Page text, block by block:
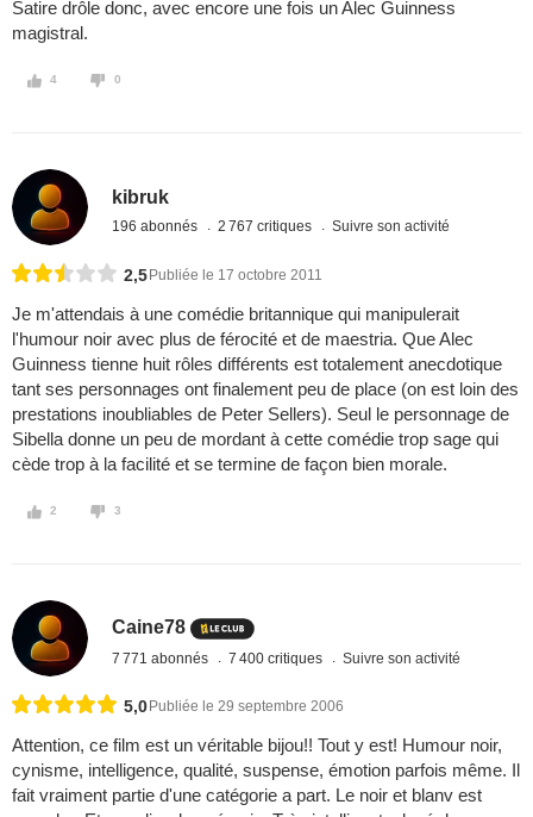
Satire drôle donc, avec encore une fois un Alec Guinness
magistral.
4 0
kibruk
196 abonnés 2 767 critiques Suivre son activité
2,5 Publiée le 17 octobre 2011
Je m'attendais à une comédie britannique qui manipulerait
l'humour noir avec plus de férocité et de maestria. Que Alec
Guinness tienne huit rôles différents est totalement anecdotique
tant ses personnages ont finalement peu de place (on est loin des
prestations inoubliables de Peter Sellers). Seul le personnage de
Sibella donne un peu de mordant à cette comédie trop sage qui
cède trop à la facilité et se termine de façon bien morale.
2 3
Caine78
7 771 abonnés 7 400 critiques Suivre son activité
5,0 Publiée le 29 septembre 2006
Attention, ce film est un véritable bijou!! Tout y est! Humour noir,
cynisme, intelligence, qualité, suspense, émotion parfois même. Il
fait vraiment partie d'une catégorie a part. Le noir et blanv est